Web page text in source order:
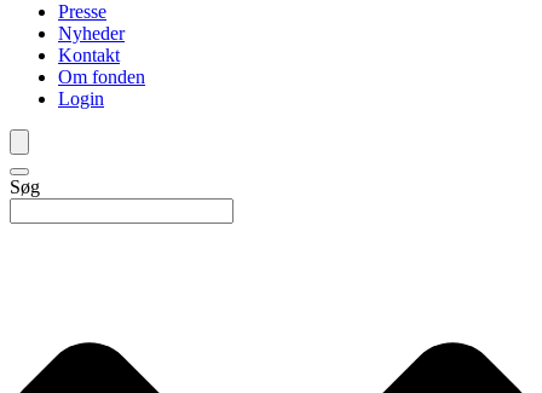
Presse
Nyheder
Kontakt
Om fonden
Login
Søg